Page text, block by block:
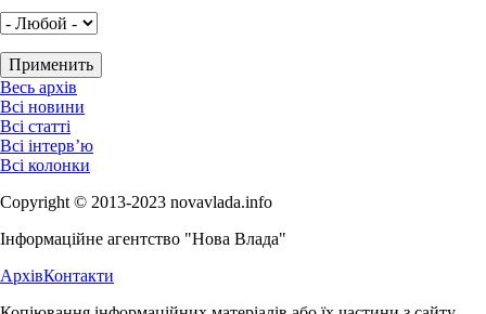
Весь архів
Всі новини
Всі статті
Всі інтерв’ю
Всі колонки
Copyright © 2013-2023 novavlada.info
Інформаційне агентство "Нова Влада"
АрхівКонтакти